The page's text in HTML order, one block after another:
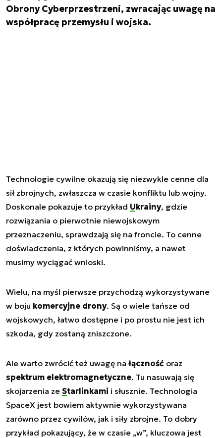
Obrony Cyberprzestrzeni, zwracając uwagę na
współpracę przemysłu i wojska.
Technologie cywilne okazują się niezwykle cenne dla
sił zbrojnych, zwłaszcza w czasie konfliktu lub wojny.
Doskonale pokazuje to przykład Ukrainy, gdzie
rozwiązania o pierwotnie niewojskowym
przeznaczeniu, sprawdzają się na froncie. To cenne
doświadczenia, z których powinniśmy, a nawet
musimy wyciągać wnioski.
Wielu, na myśl pierwsze przychodzą wykorzystywane
w boju komercyjne drony. Są o wiele tańsze od
wojskowych, łatwo dostępne i po prostu nie jest ich
szkoda, gdy zostaną zniszczone.
Ale warto zwrócić też uwagę na łączność oraz
spektrum elektromagnetyczne. Tu nasuwają się
skojarzenia ze Starlinkami i słusznie. Technologia
SpaceX jest bowiem aktywnie wykorzystywana
zarówno przez cywilów, jak i siły zbrojne. To dobry
przykład pokazujący, że w czasie „w”, kluczowa jest